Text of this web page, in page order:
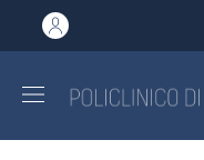
al contenuto principale
to footer content